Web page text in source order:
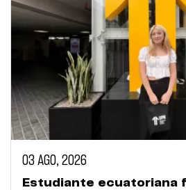
03 AGO, 2026
Estudiante ecuatoriana